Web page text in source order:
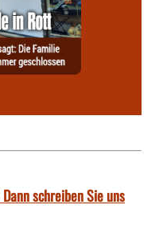
schreiben Sie uns